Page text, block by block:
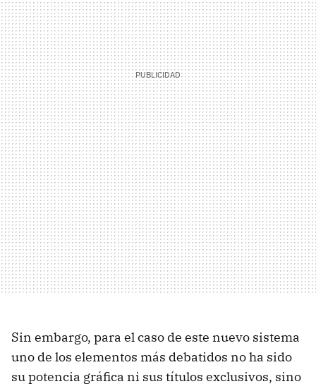
Sin embargo, para el caso de este nuevo sistema
uno de los elementos más debatidos no ha sido
su potencia gráfica ni sus títulos exclusivos, sino